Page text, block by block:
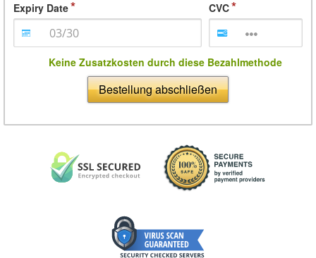
Expiry Date CVC
Keine Zusatzkosten durch diese Bezahlmethode
Bestellung abschließen